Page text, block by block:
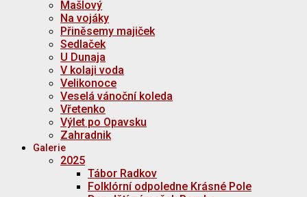
Mašlový
Na vojáky
Přiněsemy majiček
Sedlaček
U Dunaja
V kolaji voda
Velikonoce
Veselá vánoční koleda
Vřetenko
Výlet po Opavsku
Zahradnik
Galerie
2025
Tábor Radkov
Folklórní odpoledne Krásné Pole